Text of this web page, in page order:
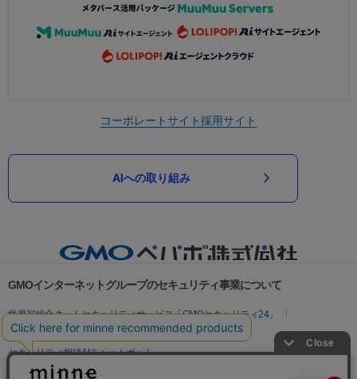
コーポレートサイト採用サイト
AIへの取り組み
GMOインターネットグループのセキュリティ事業について
世界初総合ネットセキュリティサービス「GMOセキュリティ24」
パスワード漏洩診断
Webサイトリスク診断
セキュリティ相談AIチャットボット
実在証明・盗聴対策